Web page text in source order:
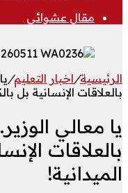
مقال عشوائي
الرئيسية/اخبار التعليم/
بالعلاقات الإنسانية بل
يا معالي
بالعلاقات
الميدانية!